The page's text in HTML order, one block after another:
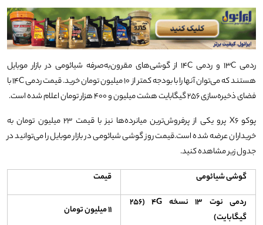
ردمی ۱۳C و ردمی ۱۴C از گوشی‌های مقرون‌به‌صرفه شیائومی در بازار موبایل
هستند که می‌توان آنها را با بودجه کمتر از ۱۰ میلیون تومان خرید. قیمت ردمی ۱۴C با
فضای ذخیره‌سازی ۲۵۶ گیگابایت هشت میلیون و ۴۰۰ هزار تومان اعلام شده است.
پوکو X۶ پرو یکی از پرفروش‌ترین میانرده‌ها نیز با قیمت ۲۳ میلیون تومان به
خریداران عرضه شده است.قیمت روز گوشی شیائومی در بازار موبایل را می‌توانید در
جدول زیر مشاهده کنید.
گوشی شیائومی
قیمت
ردمی نوت ۱۳ نسخه ۴G (۲۵۶
گیگابایت)
۱۱ میلیون تومان